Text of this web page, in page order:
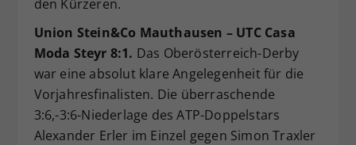
den Kürzeren.
Union Stein&Co Mauthausen – UTC Casa
Moda Steyr 8:1. Das Oberösterreich-Derby
war eine absolut klare Angelegenheit für die
Vorjahresfinalisten. Die überraschende
3:6,-3:6-Niederlage des ATP-Doppelstars
Alexander Erler im Einzel gegen Simon Traxler